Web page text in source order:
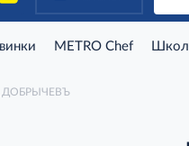
METRO Chef
ДОБРЫЧЕВЪ